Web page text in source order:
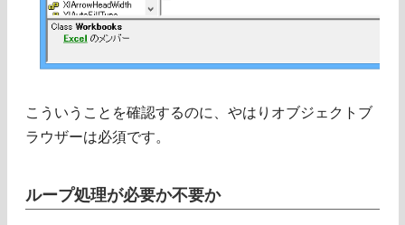
こういうことを確認するのに、やはりオブジェクトブ
ラウザーは必須です。
ループ処理が必要か不要か